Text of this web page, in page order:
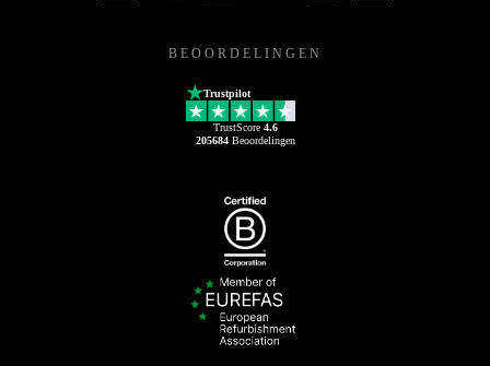
BEOORDELINGEN
Trustpilot
TrustScore 4.6
205684Beoordelingen